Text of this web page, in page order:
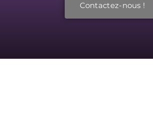
Contactez-nous !